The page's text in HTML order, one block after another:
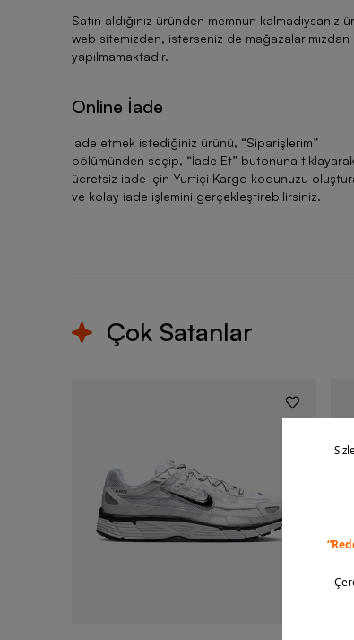
Satın aldığınız üründen memnun
web sitemizden, isterseniz de
yapılmamaktadır.
Online İade
İade etmek istediğiniz ürünü, “Siparişlerim”
bölümünden seçip, “İade Et” butonuna tıklayarak
ücretsiz iade için Yurtiçi Kargo kodunuzu
ve kolay iade işlemini gerçekleştirebilirsiniz.
Çok Satanlar